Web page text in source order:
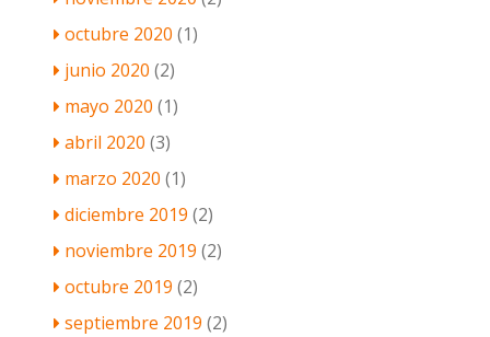
octubre 2020 (1)
junio 2020 (2)
mayo 2020 (1)
abril 2020 (3)
marzo 2020 (1)
diciembre 2019 (2)
noviembre 2019 (2)
octubre 2019 (2)
septiembre 2019 (2)